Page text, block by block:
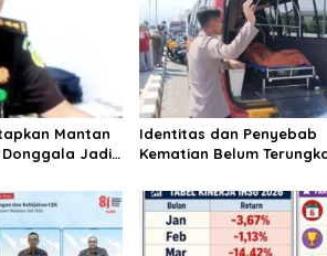
Mantan
Jadi
Identitas dan Penyebab
Kematian Belum
Mengapung di Pantai
Kondisi Tubuh Sudah
Dicabik Buaya